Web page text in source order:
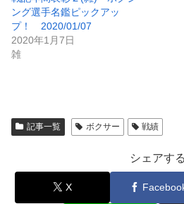
ング選手名鑑ピックアッ
プ！ 2020/01/07
2020年1月7日
雑
記事一覧 ボクサー 戦績
シェアする
X